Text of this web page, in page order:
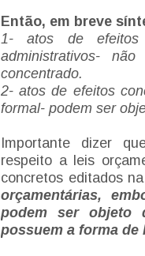
Então, em breve
1- atos de
administrativos-
concentrado.
2- atos de efeitos
formal- podem ser
Importante dizer
respeito a leis
concretos editados
orçamentárias,
podem ser objeto
possuem a forma de